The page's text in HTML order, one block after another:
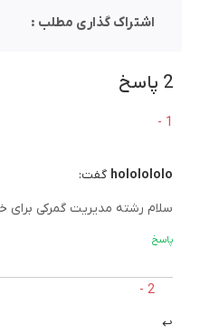
اشتراک گذاری مطلب :
2 پاسخ
hololololo گفت:
سلام رشته مدیریت گمرکی برای
پاسخ